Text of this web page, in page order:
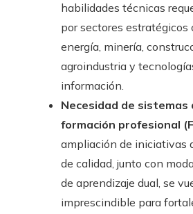
habilidades técnicas
por sectores estratégicos
energía, minería,
agroindustria y
información.
Necesidad de sistemas
formación profesional
ampliación de iniciativas
de calidad, junto con
de aprendizaje dual, se
imprescindible para